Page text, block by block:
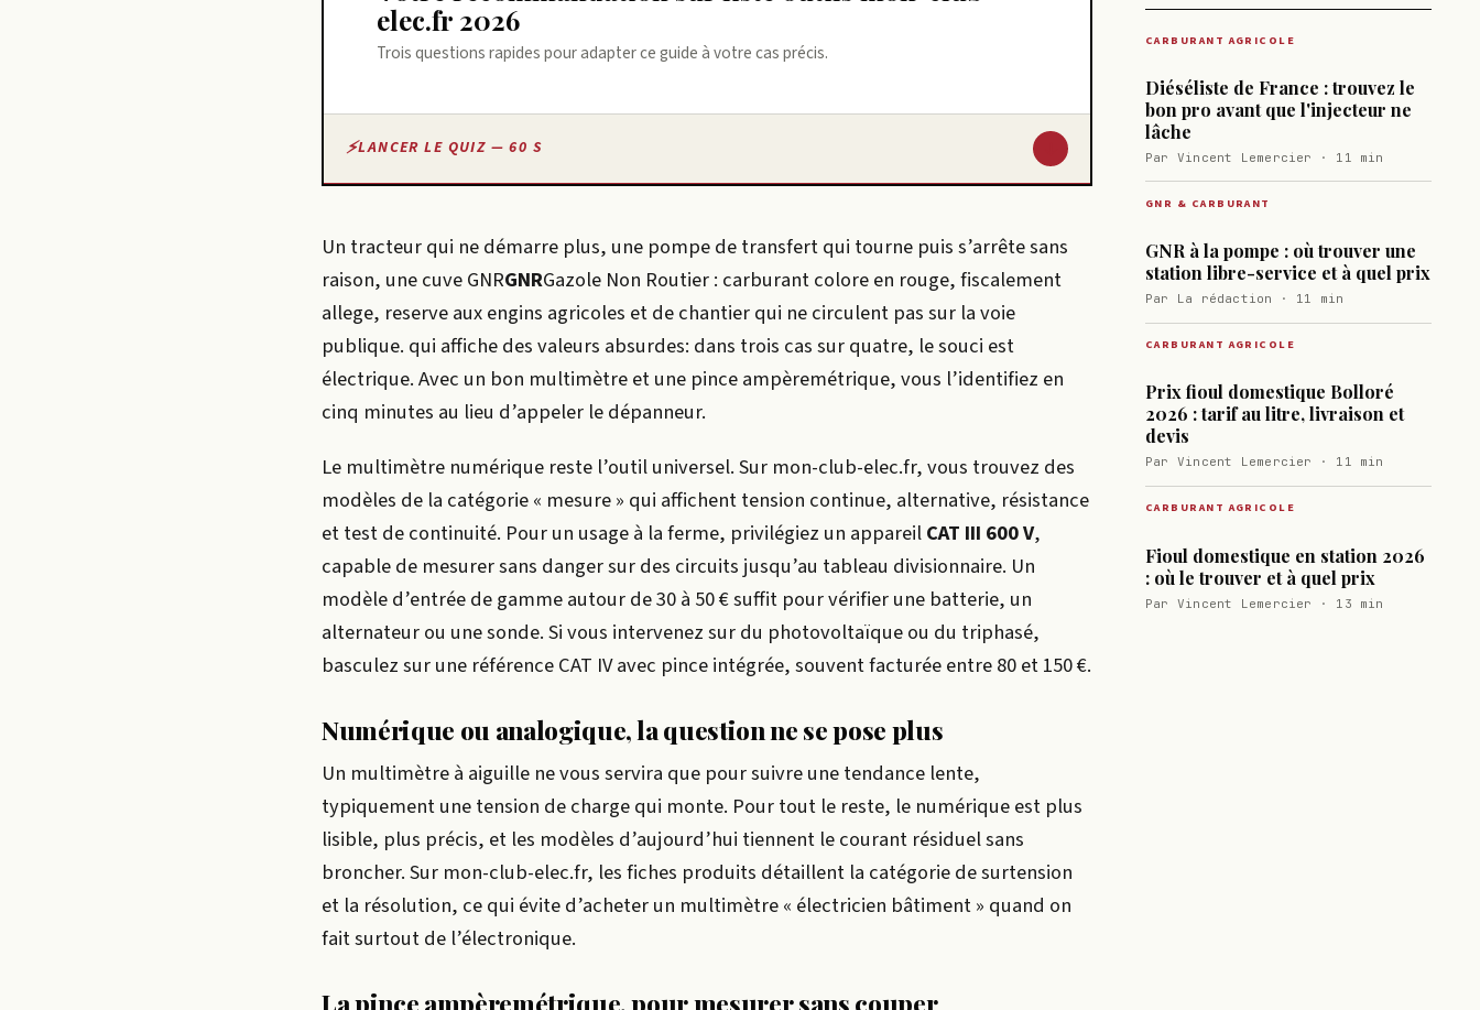
elec.fr 2026
Trois questions rapides pour adapter ce guide à votre cas précis.
LANCER LE QUIZ — 60 S
Un tracteur qui ne démarre plus, une pompe de transfert qui tourne puis s’arrête sans
raison, une cuveGNRGNRGazole Non Routier : carburant colore en rouge, fiscalement
allege, reserve aux engins agricoles et de chantier qui ne circulent pas sur la voie
publique. qui affiche des valeurs absurdes: dans trois cas sur quatre, le souci est
électrique. Avec un bon multimètre et une pince ampèremétrique, vous l’identifiez en
cinq minutes au lieu d’appeler le dépanneur.
Le multimètre numérique reste l’outil universel. Sur mon-club-elec.fr, vous trouvez des
modèles de la catégorie « mesure » qui affichent tension continue, alternative, résistance
et test de continuité. Pour un usage à la ferme, privilégiez un appareilCAT III 600 V,
capable de mesurer sans danger sur des circuits jusqu’au tableau divisionnaire. Un
modèle d’entrée de gamme autour de 30 à 50 € suffit pour vérifier une batterie, un
alternateur ou une sonde. Si vous intervenez sur du photovoltaïque ou du triphasé,
basculez sur une référence CAT IV avec pince intégrée, souvent facturée entre 80 et 150 €.
Numérique ou analogique, la question ne se pose plus
Un multimètre à aiguille ne vous servira que pour suivre une tendance lente,
typiquement une tension de charge qui monte. Pour tout le reste, le numérique est plus
lisible, plus précis, et les modèles d’aujourd’hui tiennent le courant résiduel sans
broncher. Sur mon-club-elec.fr, les fiches produits détaillent la catégorie de surtension
et la résolution, ce qui évite d’acheter un multimètre « électricien bâtiment » quand on
fait surtout de l’électronique.
La pince ampèremétrique, pour mesurer sans couper
CARBURANT AGRICOLE
Diéséliste de France : trouvez le
bon pro avant que l'injecteur ne
lâche
Par Vincent Lemercier · 11 min
GNR & CARBURANT
GNR à la pompe : où trouver une
station libre-service et à quel prix
Par La rédaction · 11 min
CARBURANT AGRICOLE
Prix fioul domestique Bolloré
2026 : tarif au litre, livraison et
devis
Par Vincent Lemercier · 11 min
CARBURANT AGRICOLE
Fioul domestique en station 2026
: où le trouver et à quel prix
Par Vincent Lemercier · 13 min